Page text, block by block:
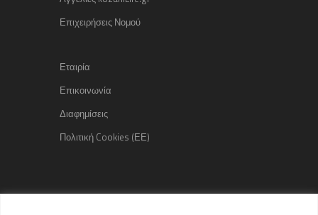
Επιχειρήσεις Νομού
Εταιρία
Επικοινωνία
Διαφημίσεις
Πολιτική Cookies (ΕΕ)